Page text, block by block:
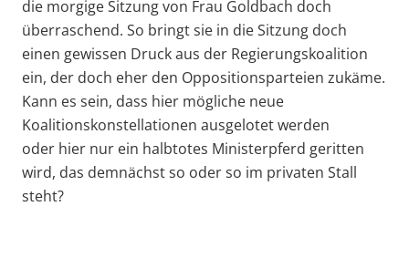
die morgige Sitzung von Frau Goldbach doch
überraschend. So bringt sie in die Sitzung doch
einen gewissen Druck aus der Regierungskoalition
ein, der doch eher den Oppositionsparteien zukäme.
Kann es sein, dass hier mögliche neue
Koalitionskonstellationen ausgelotet werden
oder hier nur ein halbtotes Ministerpferd geritten
wird, das demnächst so oder so im privaten Stall
steht?